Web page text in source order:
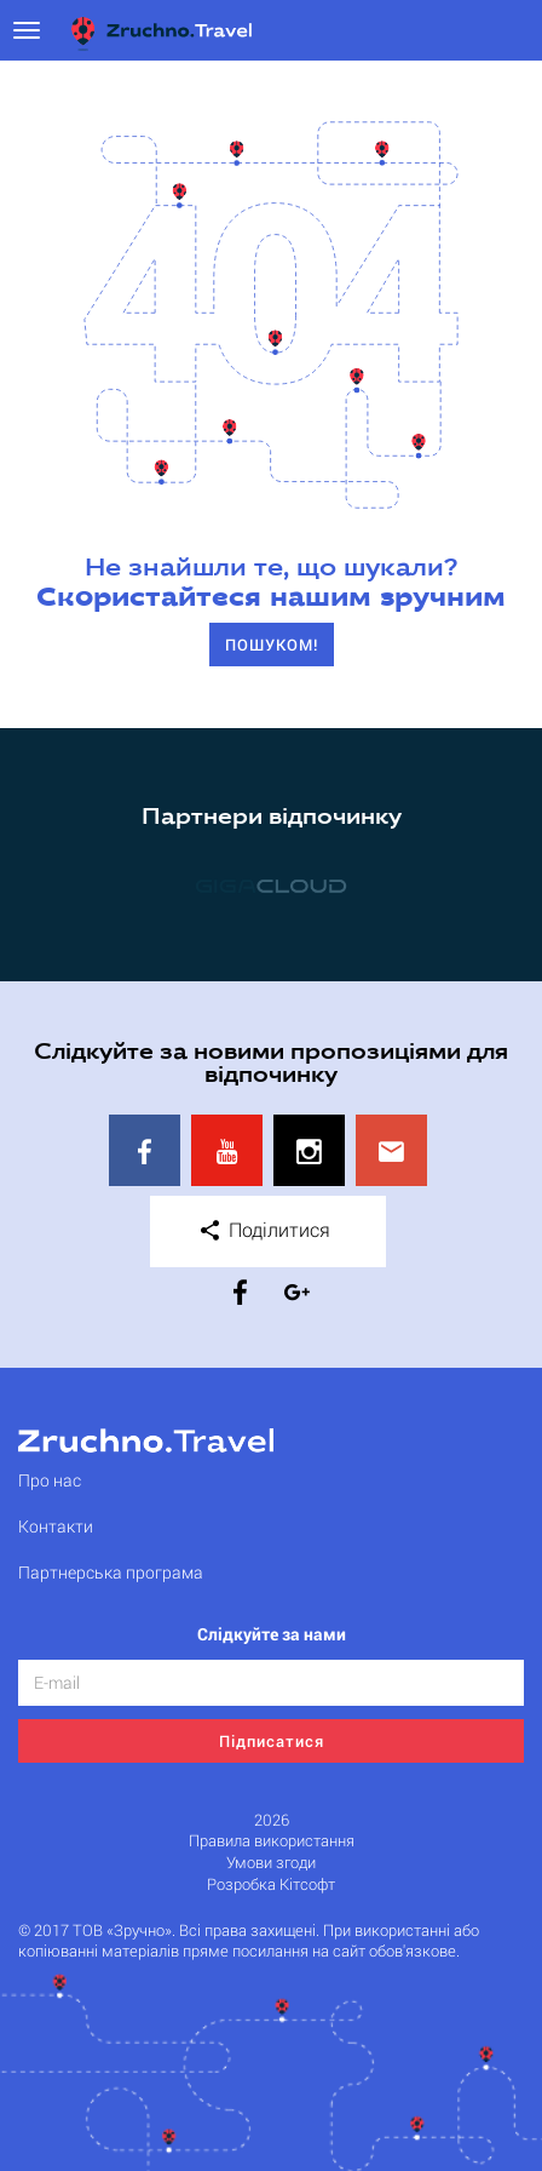
Не знайшли те, що шукали?
Скористайтеся нашим зручним
ПОШУКОМ!
Партнери відпочинку
Слідкуйте за новими пропозиціями для
відпочинку
Поділитися
Про нас
Контакти
Партнерська програма
Слідкуйте за нами
Підписатися
2026
Правила використання
Умови згоди
Розробка Кітсофт
© 2017 ТОВ «Зручно». Всі права захищені. При використанні або
копіюванні матеріалів пряме посилання на сайт обов'язкове.